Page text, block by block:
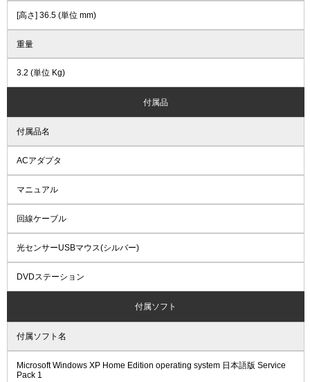
[高さ] 36.5 (単位 mm)
重量
3.2 (単位 Kg)
付属品
付属品名
ACアダプタ
マニュアル
回線ケーブル
光センサーUSBマウス(シルバー)
DVDステーション
付属ソフト
付属ソフト名
Microsoft Windows XP Home Edition operating system 日本語版 Service
Pack 1